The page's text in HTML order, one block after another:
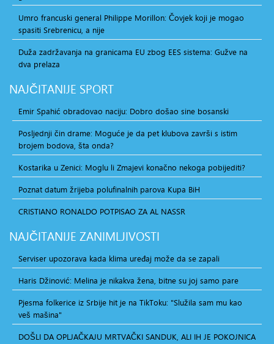
Umro francuski general Philippe Morillon: Čovjek koji je mogao
spasiti Srebrenicu, a nije
Duža zadržavanja na granicama EU zbog EES sistema: Gužve na
dva prelaza
NAJČITANIJE SPORT
Emir Spahić obradovao naciju: Dobro došao sine bosanski
Posljednji čin drame: Moguće je da pet klubova završi s istim
brojem bodova, šta onda?
Kostarika u Zenici: Moglu li Zmajevi konačno nekoga pobijediti?
Poznat datum žrijeba polufinalnih parova Kupa BiH
CRISTIANO RONALDO POTPISAO ZA AL NASSR
NAJČITANIJE ZANIMLJIVOSTI
Serviser upozorava kada klima uređaj može da se zapali
Haris Džinović: Melina je nikakva žena, bitne su joj samo pare
Pjesma folkerice iz Srbije hit je na TikToku: "Služila sam mu kao
veš mašina"
DOŠLI DA OPLJAČKAJU MRTVAČKI SANDUK, ALI IH JE POKOJNICA